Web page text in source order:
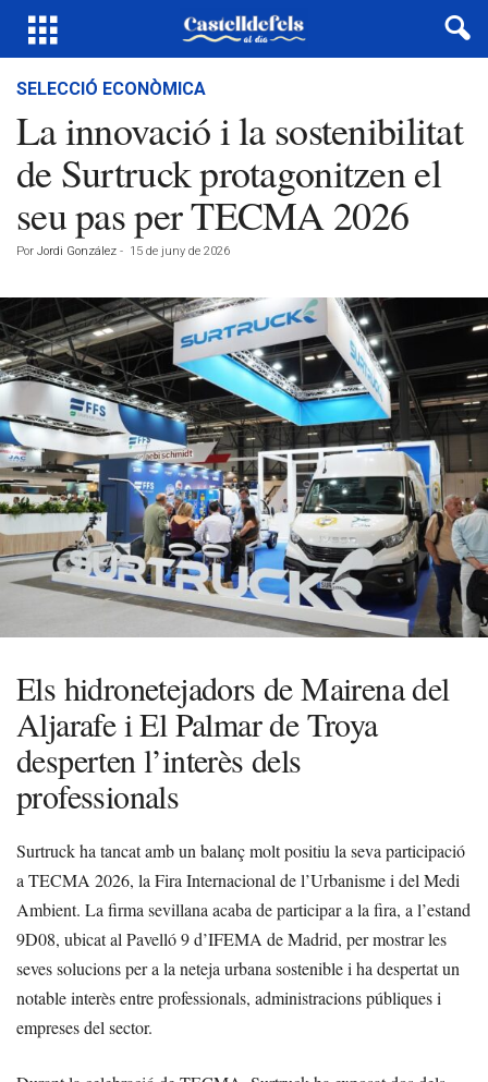
SELECCIÓ ECONÒMICA
La innovació i la sostenibilitat
de Surtruck protagonitzen el
seu pas per TECMA 2026
Por Jordi González - 15 de juny de 2026
Els hidronetejadors de Mairena del
Aljarafe i El Palmar de Troya
desperten l’interès dels
professionals
Surtruck ha tancat amb un balanç molt positiu la seva participació
a TECMA 2026, la Fira Internacional de l’Urbanisme i del Medi
Ambient. La firma sevillana acaba de participar a la fira, a l’estand
9D08, ubicat al Pavelló 9 d’IFEMA de Madrid, per mostrar les
seves solucions per a la neteja urbana sostenible i ha despertat un
notable interès entre professionals, administracions públiques i
empreses del sector.